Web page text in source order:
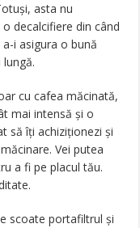
asta nu
decalcifiere din când
i asigura o bună
cu cafea măcinată,
mai intensă și o
să îți achiziționezi și
Vei putea
a fi pe placul tău.
scoate portafiltrul și